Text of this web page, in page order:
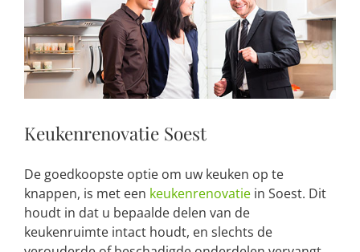
Keukenrenovatie Soest
De goedkoopste optie om uw keuken op te
knappen, is met een keukenrenovatie in Soest. Dit
houdt in dat u bepaalde delen van de
keukenruimte intact houdt, en slechts de